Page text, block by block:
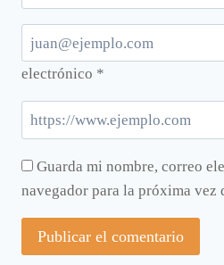
electrónico *
Guarda mi nombre, correo
navegador para la próxima vez